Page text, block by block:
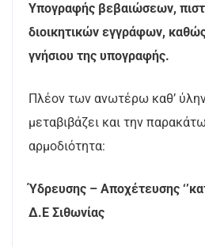
Υπογραφής βεβαιώσεων,
διοικητικών εγγράφων,
γνήσιου της υπογραφής.
Πλέον των ανωτέρω καθ’
μεταβιβάζει και την
αρμοδιότητα:
Ύδρευσης – Αποχέτευσης
Δ.Ε Σιθωνίας